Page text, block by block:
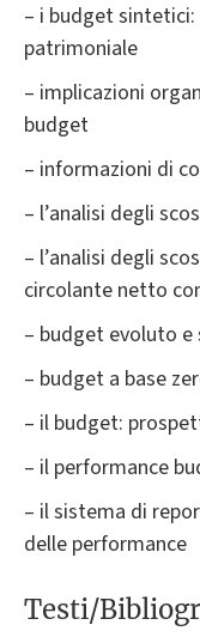
– i budget
patrimoniale
– implicazioni
budget
– informazioni di
– l’analisi degli
– l’analisi degli
circolante netto
– budget evoluto
– budget a base
– il budget:
– il performance
– il sistema di
delle performance
Testi/